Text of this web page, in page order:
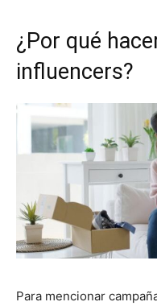
¿Por qué
influencers?
Para mencionar